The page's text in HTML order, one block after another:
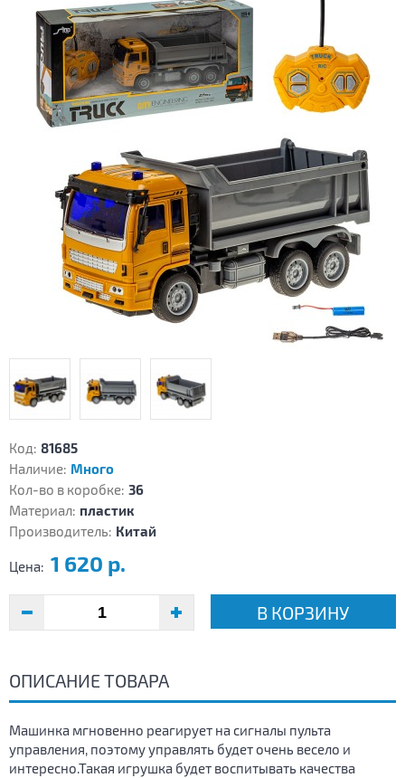
Код: 81685
Наличие: Много
Кол-во в коробке: 36
Материал: пластик
Производитель: Китай
Цена: 1 620 р.
В КОРЗИНУ
ОПИСАНИЕ ТОВАРА
Машинка мгновенно реагирует на сигналы пульта
управления, поэтому управлять будет очень весело и
интересно.Такая игрушка будет воспитывать качества